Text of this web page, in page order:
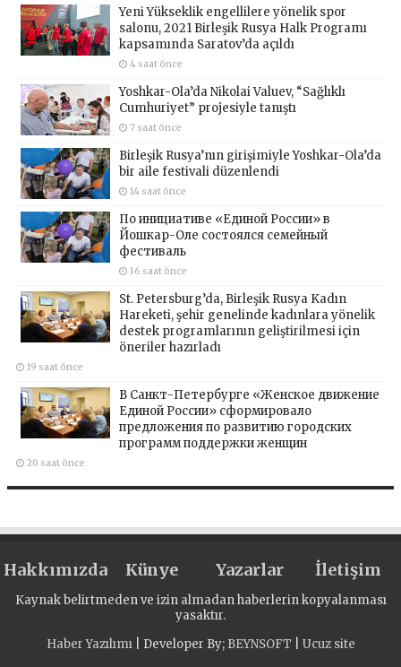
Yeni Yükseklik engellilere yönelik spor
salonu, 2021 Birleşik Rusya Halk Programı
kapsamında Saratov’da açıldı
4 saat önce
Yoshkar-Ola’da Nikolai Valuev, “Sağlıklı
Cumhuriyet” projesiyle tanıştı
7 saat önce
Birleşik Rusya’nın girişimiyle Yoshkar-Ola’da
bir aile festivali düzenlendi
14 saat önce
По инициативе «Единой России» в
Йошкар-Оле состоялся семейный
фестиваль
16 saat önce
St. Petersburg’da, Birleşik Rusya Kadın
Hareketi, şehir genelinde kadınlara yönelik
destek programlarının geliştirilmesi için
öneriler hazırladı
19 saat önce
В Санкт-Петербурге «Женское движение
Единой России» сформировало
предложения по развитию городских
программ поддержки женщин
20 saat önce
Hakkımızda Künye Yazarlar İletişim
Kaynak belirtmeden ve izin almadan haberlerin kopyalanması
yasaktır.
Haber Yazılımı| Developer By; BEYNSOFT Ucuz site